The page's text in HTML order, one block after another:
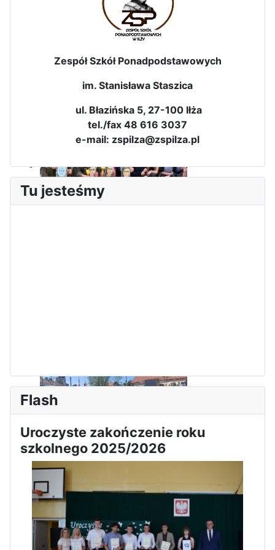
Dni Leśmianowskie 2026
Sukces Kingi na XXXVI
Olimpiadzie Teologii Katolickiej
Obchody Święta Konstytucji 3
Maja w Iłży
Zespół Szkół Ponadpodstawowych
im. Stanisława Staszica
ul. Błazińska 5, 27-100 Iłża
tel./fax 48 616 3037
e-mail: zspilza@zspilza.pl
Tu jesteśmy
Flash
Uroczyste zakończenie roku
szkolnego 2025/2026